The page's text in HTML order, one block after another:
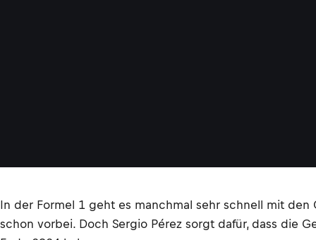
In der Formel 1 geht es manchmal sehr schnell mit
schon vorbei. Doch Sergio Pérez sorgt dafür, dass die